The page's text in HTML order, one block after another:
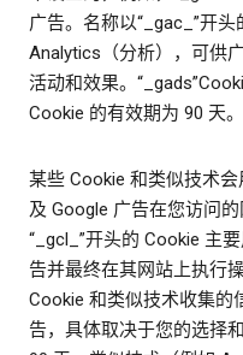
广告。名称以“_gac_”开
Analytics（分析），可供
活动和效果。
Cookie 的有效期为 90 天。
某些 Cookie 和类似技术
及 Google 广告在您访问
“_gcl_”开头的 Cookie 主
告并最终在其网站上执行
Cookie 和类似技术收集的
告，具体取决于您的选择